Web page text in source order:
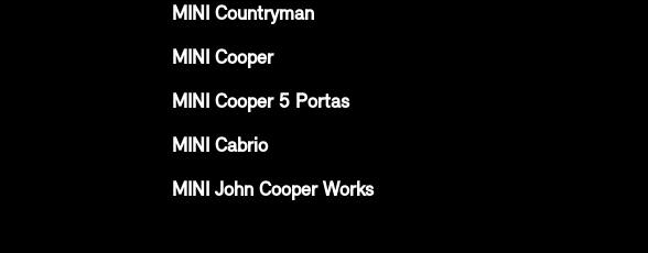
MINI Countryman
MINI Cooper
MINI Cooper 5 Portas
MINI Cabrio
MINI John Cooper Works